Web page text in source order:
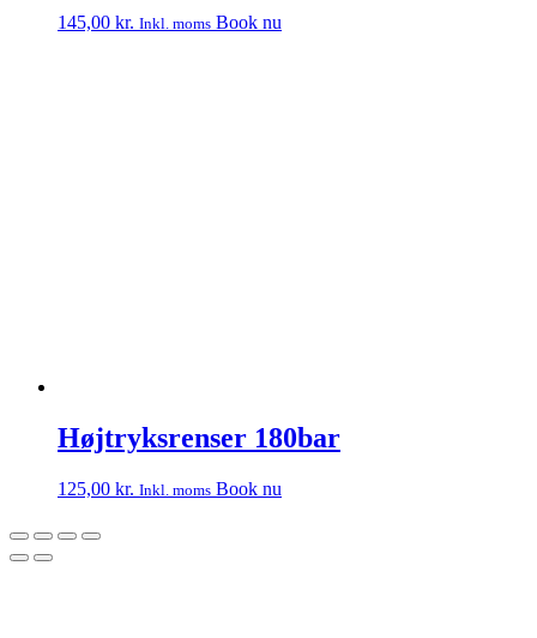
145,00 kr. Inkl. moms Book nu
Højtryksrenser 180bar
125,00 kr. Inkl. moms Book nu